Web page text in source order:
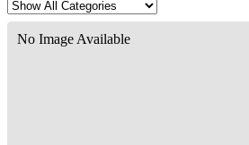
No Image Available